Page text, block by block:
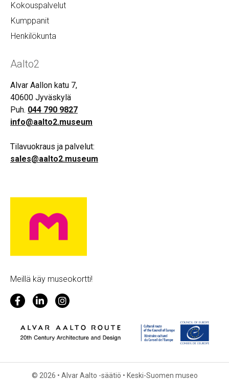
Kokouspalvelut
Kumppanit
Henkilökunta
Aalto2
Alvar Aallon katu 7,
40600 Jyväskylä
Puh. 044 790 9827
info@aalto2.museum
Tilavuokraus ja palvelut:
sales@aalto2.museum
Meillä käy museokortti!
© 2026 • Alvar Aalto -säätiö • Keski-Suomen museo